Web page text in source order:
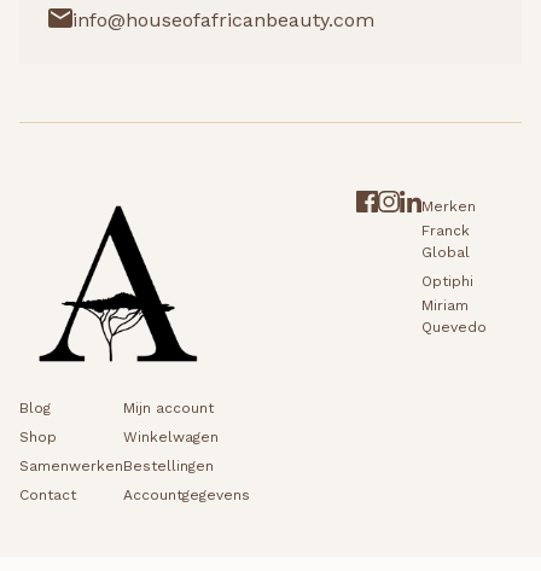
info@houseofafricanbeauty.com
Merken
Franck
Global
Optiphi
Miriam
Quevedo
Blog
Shop
Samenwerken
Contact
Mijn account
Winkelwagen
Bestellingen
Accountgegevens